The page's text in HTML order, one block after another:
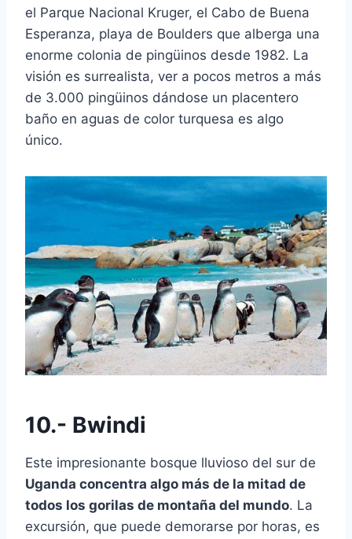
el Parque Nacional Kruger, el Cabo de Buena
Esperanza, playa de Boulders que alberga una
enorme colonia de pingüinos desde 1982. La
visión es surrealista, ver a pocos metros a más
de 3.000 pingüinos dándose un placentero
baño en aguas de color turquesa es algo
único.
10.- Bwindi
Este impresionante bosque lluvioso del sur de
Uganda concentra algo más de la mitad de
todos los gorilas de montaña del mundo. La
excursión, que puede demorarse por horas, es